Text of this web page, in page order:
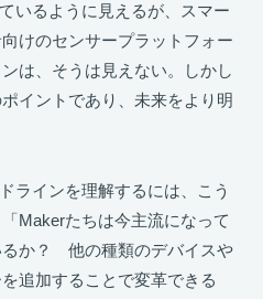
いるように見えるが、スマー
けのセンサープラットフォー
は、そうは見えない。しかし
イントであり、未来をより明
ラインを理解するには、こう
Makerたちは今主流になって
るか？ 他の種類のデバイスや
追加することで変革できる